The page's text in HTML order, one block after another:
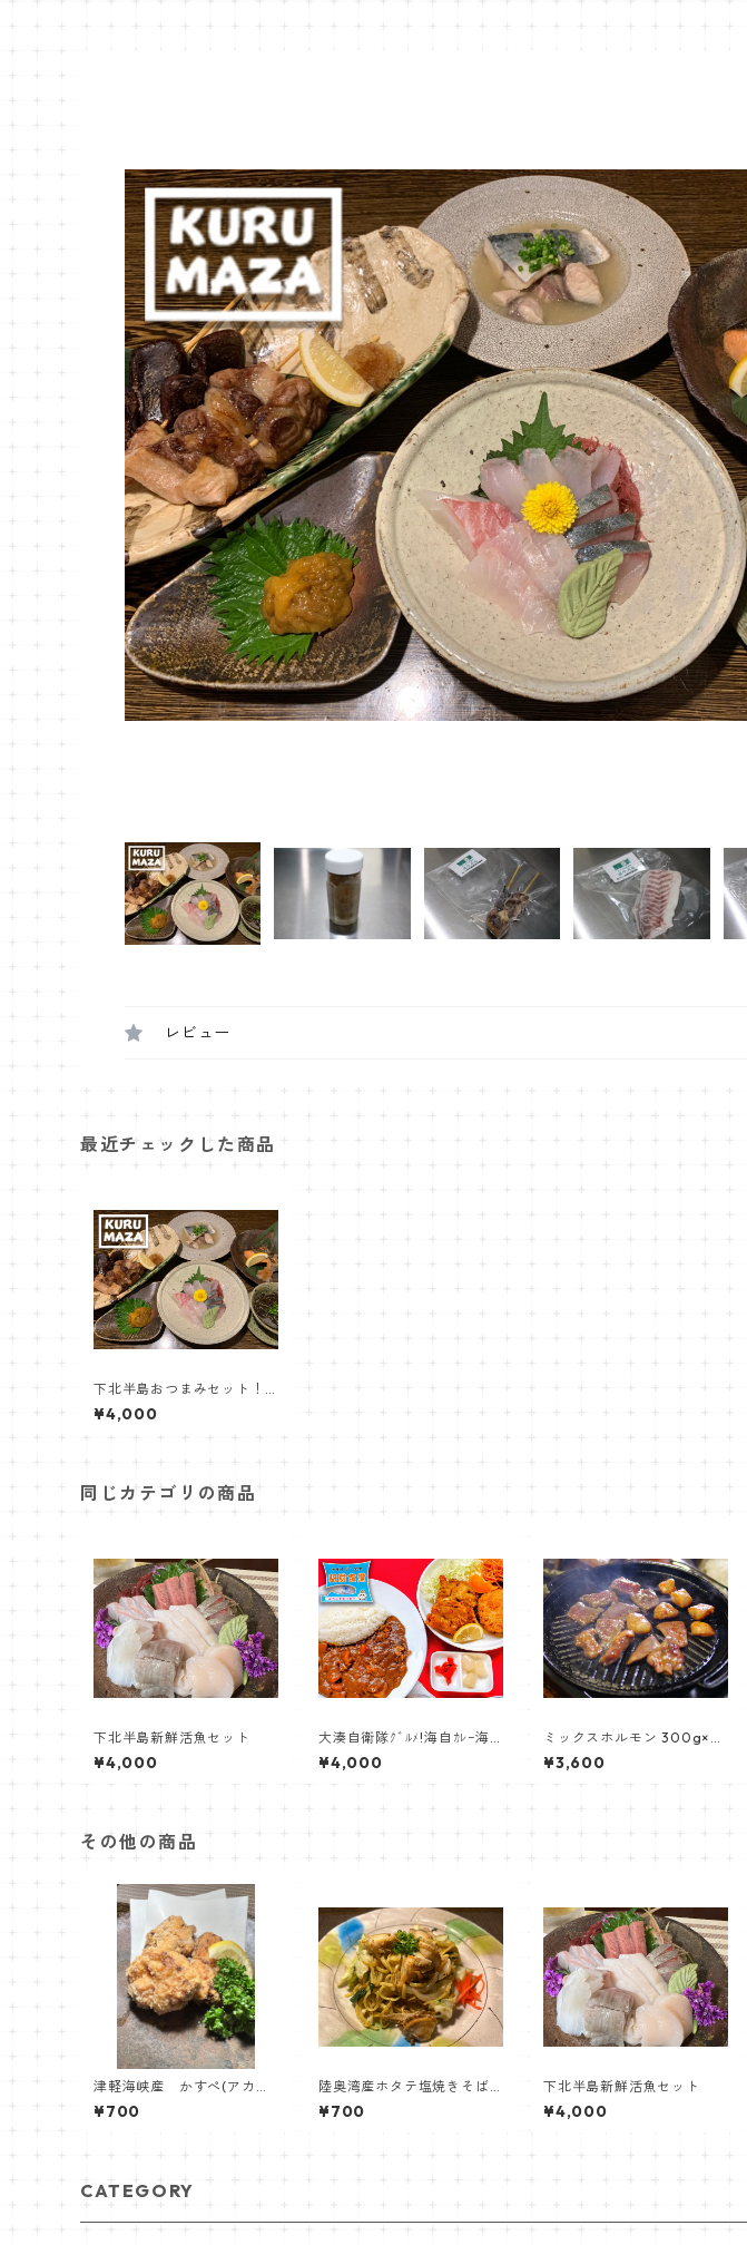
レビュー
最近チェックした商品
下北半島おつまみセット！
【居酒屋くるまざ】
¥4,000
同じカテゴリの商品
下北半島新鮮活魚セット
¥4,000
大湊自衛隊ｸﾞﾙﾒ!海自ｶﾚｰ海
軍ｺﾛｯｹSora空っ!【駅前食
堂】
¥4,000
ミックスホルモン 300g×３
セット【三代目藤村商店】
¥3,600
その他の商品
津軽海峡産 かすぺ(アカエ
イ)竜田揚げ
¥700
陸奥湾産ホタテ塩焼きそば
(わいほのタレ使用)
¥700
下北半島新鮮活魚セット
¥4,000
CATEGORY